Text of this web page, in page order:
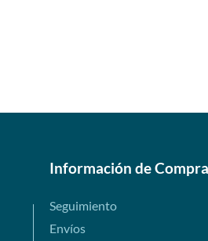
Información de Compra
Seguimiento
Envíos